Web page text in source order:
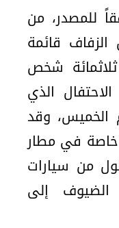
للمصدر، من
قائمة
شخص
الذي
الخميس، وقد
خاصة في مطار
من سيارات
الضيوف إلى